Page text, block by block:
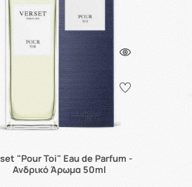
"Pour Toi" Eau de Parfum -
Ανδρικό Άρωμα 50ml